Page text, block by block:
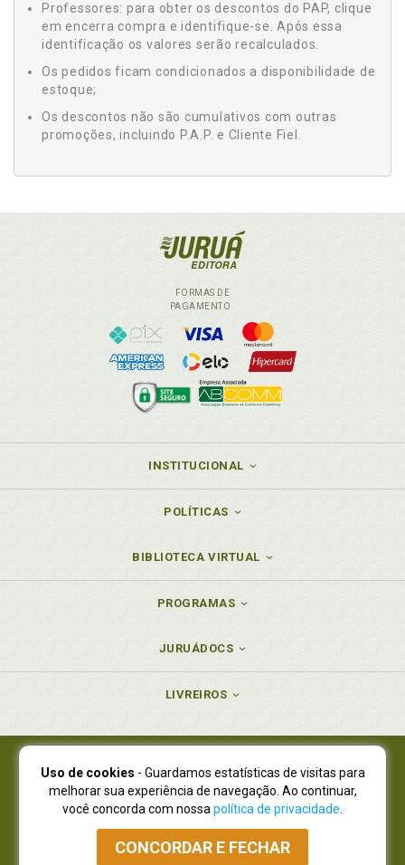
Professores: para obter os descontos do PAP, clique
em encerra compra e identifique-se. Após essa
identificação os valores serão recalculados.
Os pedidos ficam condicionados a disponibilidade de
estoque;
Os descontos não são cumulativos com outras
promoções, incluindo P.A.P. e Cliente Fiel.
FORMAS DE
PAGAMENTO
INSTITUCIONAL
POLÍTICAS
BIBLIOTECA VIRTUAL
PROGRAMAS
JURUÁDOCS
LIVREIROS
Juruá Editora Ltda., CNPJ 77.535.508/0001-19
Juruá Informática Ltda., CNPJ 01.701.561/0001-80
NOVO ENDEREÇO:R. Flávio Dallegrave, 7665, São Lourenço |
Curitiba - Paraná - CEP 82210-310
Atendimento: (41) 4009-3900|Vendas Atacado: (41) 4009-3939
Uso de cookies - Guardamos estatísticas de visitas para
melhorar sua experiência de navegação. Ao continuar,
você concorda com nossa política de privacidade
CONCORDAR E FECHAR